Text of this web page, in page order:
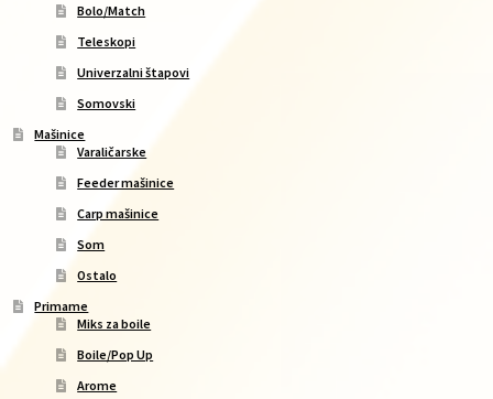
Univerzalni štapovi
Vabilice/Pištaljke
Varaličarske
Varalice
Varalice
Vatrometi
Vazdušne puške
Virble/Kopče
Vobleri
Bolo/Match
Teleskopi
Univerzalni štapovi
Somovski
Mašinice
Varaličarske
Feeder mašinice
Carp mašinice
Som
Ostalo
Primame
Miks za boile
Boile/Pop Up
Arome